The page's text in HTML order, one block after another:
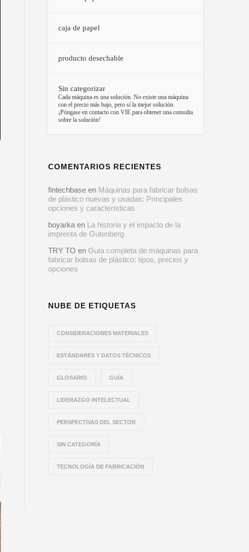
caja de papel
producto desechable
Sin categorizar
–
Cada máquina es una solución. No existe una máquina
con el precio más bajo, pero sí la mejor solución.
¡Póngase en contacto con VIE para obtener una consulta
sobre la solución!
COMENTARIOS RECIENTES
fintechbase en Máquinas para fabricar bolsas
de plástico nuevas y usadas: Principales
opciones y características
boyarka en La historia y el impacto de la
imprenta de Gutenberg
TRY TO en Guía completa de máquinas para
fabricar bolsas de plástico: tipos, precios y
opciones
NUBE DE ETIQUETAS
CONSIDERACIONES MATERIALES
ESTÁNDARES Y DATOS TÉCNICOS
GLOSARIO GUÍA
LIDERAZGO INTELECTUAL
PERSPECTIVAS DEL SECTOR
SIN CATEGORÍA
TECNOLOGÍA DE FABRICACIÓN